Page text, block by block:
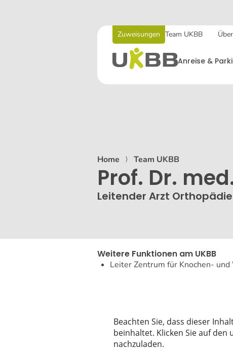
Zuweisungen Team UKBB
Anreise &
Home ⟩ Team UKBB
Prof. Dr.
Leitender Arzt Orthopädie
Weitere Funktionen am UKBB
Leiter Zentrum für Knochen-